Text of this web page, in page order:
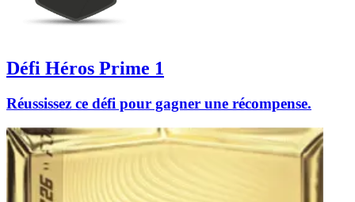
Défi Héros Prime 1
Réussissez ce défi pour gagner une récompense.